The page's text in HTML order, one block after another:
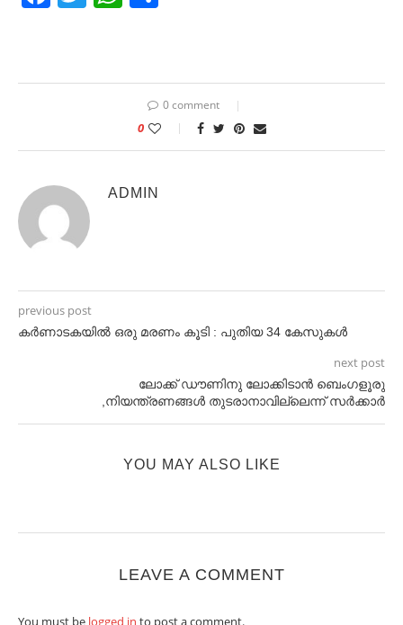
0 comment
0
ADMIN
previous post
കർണാടകയിൽ ഒരു മരണം കൂടി : പുതിയ 34 കേസുകൾ
next post
ലോക്ക് ഡൗണിനു ലോക്കിടാൻ ബെംഗളൂരു
,നിയന്ത്രണങ്ങൾ തുടരാനാവില്ലെന്ന് സർക്കാർ
YOU MAY ALSO LIKE
LEAVE A COMMENT
You must be logged in to post a comment.